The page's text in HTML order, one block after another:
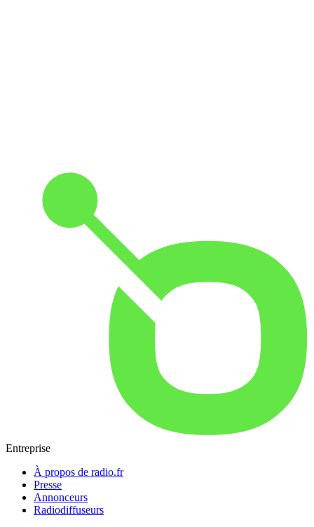
Entreprise
À propos de radio.fr
Presse
Annonceurs
Radiodiffuseurs